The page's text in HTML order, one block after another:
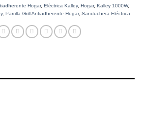
Hogar, Eléctrica Kalley, Hogar, Kalley 1000W,
, Parrilla Grill Antiadherente Hogar, Sanduchera Eléctrica